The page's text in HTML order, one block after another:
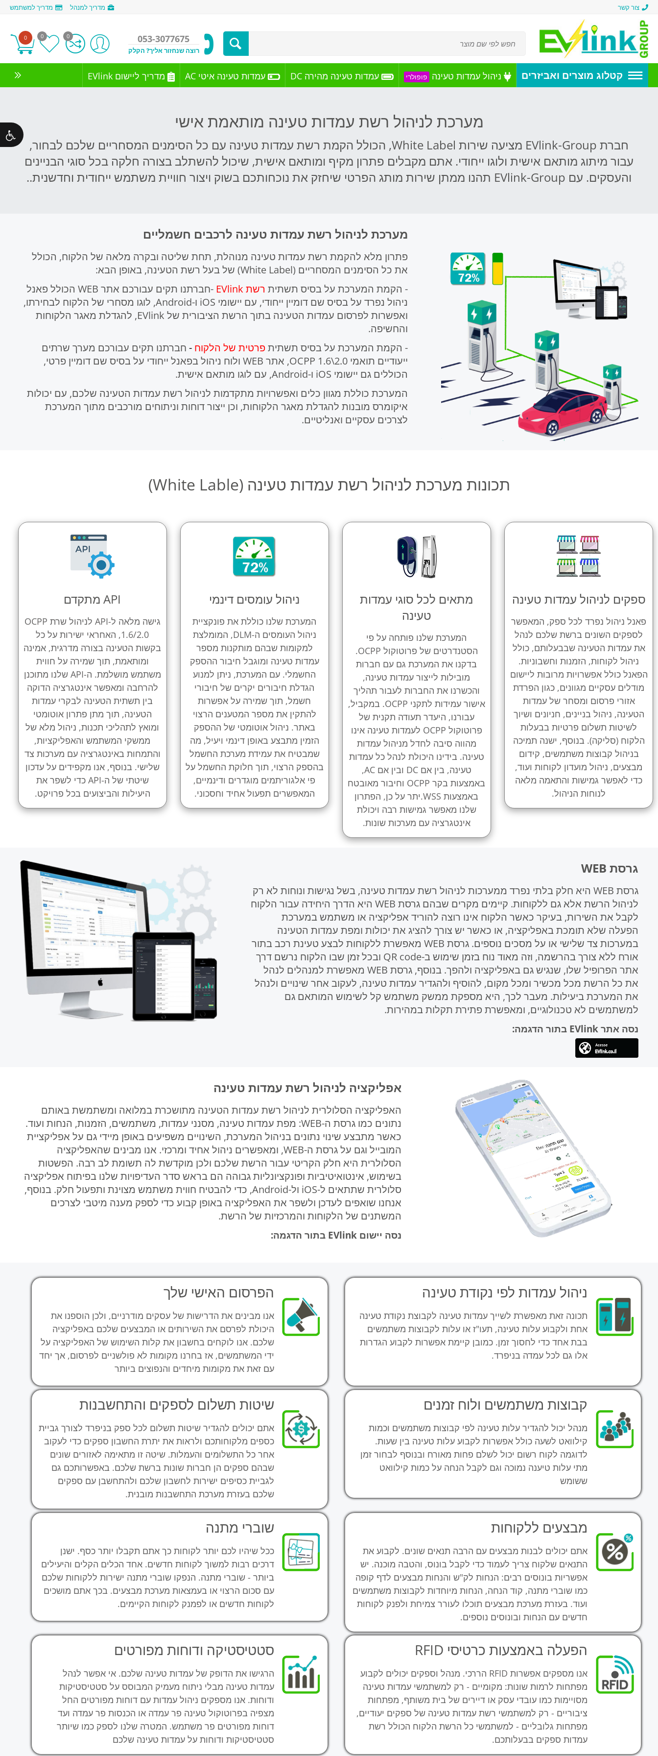
צור קשר מדריך למנהל מדריך למשתמש
053-3077675
רוצה שנחזור אליך? הקלק
0 0
0
קטלוג מוצרים ואביזרים ניהול עמדות טעינה פופולרי עמדות טעינה מהירה DC עמדות טעינה איטי AC מדריך ליישום EVlink
מערכת לניהול רשת עמדות טעינה מותאמת אישי
חברת EVlink-Group מציעה שירות White Label, הכולל הקמת רשת עמדות טעינה עם כל הסימנים המסחריים שלכם לבחור,
עבור מיתוג מותאם אישית ולוגו ייחודי. אתם מקבלים פתרון מקיף ומותאם אישית, שיכול להשתלב בצורה חלקה בכל סוגי הבניינים
והעסקים. עם EVlink-Group תהנו ממתן שירות מותג הפרטי שיחזק את נוכחותכם בשוק ויצור חוויית משתמש ייחודית וחדשנית..
מערכת לניהול רשת עמדות טעינה לרכבים חשמליים
פתרון מלא להקמת רשת עמדות טעינה מנוהלת, תחת שליטה ובקרה מלאה של הלקוח, הכולל
את כל הסימנים המסחריים (White Label) של בעל רשת הטעינה, באופן הבא:
- הקמת המערכת על בסיס תשתית רשת EVlink
-חברתנו תקים עבורכם אתר WEB הכולל פאנל
ניהול נפרד על בסיס שם דומיין ייחודי, עם יישומי iOS ו-Android, לוגו מסחרי של הלקוח לבחירתו,
ואפשרות לפרסום עמדות הטעינה בתוך הרשת הציבורית של EVlink, להגדלת מאגר הלקוחות
והחשיפה.
- הקמת המערכת על בסיס תשתיתפרטית של הלקוח -חברתנו תקים עבורכם מערך שרתים
ייעודיים תואמי OCPP 1.6\2.0, אתר WEB ולוח ניהול בפאנל ייחודי על בסיס שם דומיין פרטי,
הכוללים גם יישומי iOS ו-Android, עם לוגו מותאם אישית.
המערכת כוללת מגוון כלים ואפשרויות מתקדמות לניהול רשת עמדות הטעינה שלכם, עם יכולות
איקומרס מובנות להגדלת מאגר הלקוחות, וכן ייצור דוחות וניתוחים מורכבים מתוך המערכת
לצרכים עסקיים ואנליטיים.
תכונות מערכת לניהול רשת עמדות טעינה (White Lable)
ספקים לניהול עמדות טעינה
פאנל ניהול נפרד לכל ספק, המאפשר
לספקים השונים ברשת שלכם לנהל
את עמדות הטעינה שבבעלותם, כולל
ניהול לקוחות, הזמנות וחשבוניות.
הפאנל כולל אפשרויות מרובות ליישום
מודלים עסקיים מגוונים, כגון הפרדת
אזורי פרסום ומסחר של עמדות
הטעינה, ניהול בניינים, חניונים ושיוך
לשיטות תשלום פרטיות בבעלות
הלקוח (סליקה). בנוסף, ישנה תמיכה
בניהול קבוצות משתמשים, קידום
מבצעים, ניהול מועדון לקוחות ועוד,
כדי לאפשר גמישות והתאמה מלאה
לנוחות הניהול.
מתאים לכל סוגי עמדות
טעינה
המערכת שלנו פותחה על פי
הסטנדרטים של פרוטוקול OCPP.
בדקנו את המערכת גם עם חברות
מובילות לייצור עמדות טעינה,
והכשרנו את החברות לעבור תהליך
אישור עמידות לתקני OCPP. במקביל,
עבורנו, היעדר תעודה תקנית של
פרוטוקול OCPP לעמדות טעינה אינו
מהווה סיבה לחדל מניהול עמדות
טעינה. בידינו היכולת לנהל כל עמדות
טעינה, בין אם DC ובין אם AC,
באמצעות בקר OCPP וחיבור מאובטח
באמצעות WSS.יתר על כן, הפתרון
שלנו מאפשר גמישות רבה ויכולת
אינטגרציה עם מערכות שונות.
ניהול עומסים דינמי
המערכת שלנו כוללת את פונקציית
ניהול העומסים ה-DLM, המומלצת
למקומות שבהם מותקנות מספר
עמדות טעינה ומוגבל חיבור ההספק
החשמלי. עם המערכת, ניתן למנוע
הגדלת חיבורים יקרים של חיבורי
חשמל, תוך שמירה על אפשרות
להתקין את מספר המטענים הרצוי
באתר. ניהול אוטומטי של ההספק
הזמין מתבצע באופן דינמי ויעיל, מה
שמבטיח את עמידת מערכת החשמל
בהספק הרצוי, תוך חלוקת החשמל על
פי אלגוריתמים מוגדרים ודינמיים,
המאפשרים תפעול אחיד וחסכוני.
API מתקדם
גישה מלאה ל-API לניהול שרת OCPP
1.6/2.0, האחראי ישירות על כל
בקשות הטעינה בצורה מדרגית, אמינה
ומותאמת, תוך שמירה על חווית
משתמש מושלמת. ה-API שלנו מתוכנן
להרחבה ומאפשר אינטגרציה הדוקה
בין תשתית הטעינה לבקרי עמדות
הטעינה, תוך מתן פתרון אוטומטי
ומואץ לתהליכי תכנות, ניהול מלא של
ממשקי המשתמש והאפליקציות,
והתמחות באינטגרציה עם מערכות צד
שלישי. בנוסף, אנו מקפידים על עדכון
שיטתי של ה-API כדי לשפר את
היעילות והביצועים בכל פרויקט.
גרסת WEB
גרסת WEB היא חלק בלתי נפרד ממערכות לניהול רשת עמדות טעינה, בשל נגישות ונוחות לא רק
לניהול הרשת אלא גם ללקוחות. קיימים מקרים שבהם גרסת WEB היא הדרך היחידה עבור הלקוח
לקבל את השירות, בעיקר כאשר הלקוח אינו רוצה להוריד אפליקציה או משתמש במערכת
הפעלה שלא תומכת באפליקציה, או כאשר יש צורך להציג את יכולות ומפת עמדות הטעינה
במערכות צד שלישי או על מסכים נוספים. גרסת WEB מאפשרת ללקוחות לבצע טעינת רכב בתור
אורח ללא צורך בהרשמה, וזה מאוד נוח בזמן שימוש ב-QR code ובכל זמן שבו הלקוח נרשם דרך
אתר הפרופיל שלו, שנגיש גם באפליקציה ולהפך. בנוסף, גרסת WEB מאפשרת למנהלים לנהל
את כל הרשת מכל מכשיר ומכל מקום, להוסיף ולהגדיר עמדות טעינה, לעקוב אחר שינויים ולנהל
את המערכת ביעילות. מעבר לכך, היא מספקת ממשק משתמש קל לשימוש המותאם גם
למשתמשים לא טכנולוגיים, ומאפשרת פתירת תקלות במהירות.
נסה אתר EVlink בתור הדגמה:
אפליקציה לניהול רשת עמדות טעינה
האפליקציה הסלולרית לניהול רשת עמדות הטעינה מתושכרת במלואה ומשתמשת באותם
נתונים כמו גרסת ה-WEB: מפת עמדות טעינה, מסנני עמדות, משתמשים, הזמנות, הנחות ועוד.
כאשר מתבצע שינוי נתונים בניהול המערכת, השינויים משפיעים באופן מיידי גם על אפליקציית
המובייל וגם על גרסת ה-WEB, ומאפשרים ניהול אחיד ומרכזי. אנו מבינים שהאפליקציה
הסלולרית היא חלק הקריטי עבור הרשת שלכם ולכן מוקדשת לה תשומת לב רבה. הפשטות
בשימוש, אינטואיטיביות ופונקציונליות גבוהה הם בראש סדר העדיפויות שלנו בפיתוח אפליקציה
סלולרית שתתאים ל-iOS ול-Android, כדי להבטיח חווית משתמש מצוינת ותפעול חלק. בנוסף,
אנחנו שואפים לעדכן ולשפר את האפליקציה באופן קבוע כדי לספק מענה מיטבי לצרכים
המשתנים של הלקוחות והמרכזיות של הרשת.
נסה יישום EVlink בתור הדגמה:
ניהול עמדות לפי נקודת טעינה
תכונה זאת מאפשרת לשייך עמדות טעינה לקבוצת נקודת טעינה
אחת ולקבוע עלות טעינה, תעו"ז או עלות לקבוצות משתמשים
בבת אחד כדי לחסוך זמן. כמובן קיימת אפשרות לקבוע הגדרות
אלו גם לכל עמדה בניפרד.
הפרסום האישי שלך
אנו מבינים את הדרישות של עסקים מודרניים, ולכן הוספנו את
היכולת לפרסם את השירותים או המבצעים שלכם באפליקציה
שלכם. אנו לוקחים בחשבון את קלות השימוש של האפליקציה על
ידי המשתמשים, אז בחרנו מקומות לא פולשניים לפרסום, אך יחד
עם זאת את מקומות מיחדים והנפוצים ביותר
קבוצות משתמשים ולוח זמנים
מנהל יכול להגדיר עלות טעינה לפי קבוצות משתמשים וכמות
קילוואט לשעה כולל אפשרות לקבוע עלות טעינה בין שעות.
לדוגמה לקוח רשום יכול לשלם פחות מאורח ובנוסף לבחור זמן
מתי עלות טיענה נמוכה וגם לקבל הנחה על כמות קילוואט
ששומש
שיטות תשלום לספקים והתחשבנות
אתם יכולים להגדיר שיטות תשלום לכל ספק בניפרד לצורך גביית
כספים מלקוחותכם ולראות את יתרת החשבון ספקים כדי לעקוב
אחר כל התשלומים והעמלות. שיטה זו מתאימה לאזורים שונים
שבהם ספקים הן חברות שונות ברשת שלכם. באפשרותכם גם
לגביית כסיפים ישירות לחשבון שלכם ולהתחשבן עם ספקים
שלכם בעזרת מערכת התחשבנות מובנית.
מבצעים ללקוחות
אתם יכולים לבנות מבצעים עם הרבה תנאים שונים. לקבוע את
התנאים שלקוח צריך לעמוד כדי לקבל בונוס, והטבה מוכנה. יש
אפשריות בונוסים רבים: הנחות לק"ש והנחות מבצעים לדף קופה
כמו שוברי מתנה, קוד הנחה, הנחות מיוחדות לקבוצות משתמשים
ועוד. בעזרת מערכת מבצעים תוכלו לעורר צמיחת ולפנק לקוחות
חדשים עם הנחות ובונוסים נוספים.
שוברי מתנה
ככל שיהיו לכם יותר לקוחות כך אתם תקבלו יותר כסף. ישנן
דרכים רבות למשוך לקוחות חדשים. אחד הכלים הקלים והיעילים
ביותר - שוברי מתנה. הנפקו שוברי מתנה ישירות ללקוחות שלכם
עם סכום הרצוי או בעמצאות מערכת מבצעים. בכך אתם מושכים
לקוחות חדשים או לפמנק לקוחות הקיימים.
הפעלה באמצעות כרטיסי RFID
אנו מספקים אפשרות RFID הררכי. מנהל וספקים יכולים לקבוע
מפתחות לרמות שונות: מקומיים - רק למשתמשי עמדות טעינה
מסויימות כמו עובדי עסק או דיירים של בית משותף, מפתחות
ציבוריים - רק למשתמשי רשת עמדות טעינה של ספקים יעודיים,
מפתחות גלובליים - למשתמשי כל הרשת הלקוח הכולל רשת
עמדות ספקים בבעלותכם.
סטטיסטיקה ודוחות מפורטים
הרגישו את הדופק של עמדות טעינה שלכם. אי אפשר לנהל
עמדות טעינה מבלי ניתוח מעמיק המבוסס על סטטיסטיקות
ודוחות. אנו מספקים ניהול עמדות עם דוחות מפורטים החל
מצפיה בפרוטוקול טעינה פר עמדה או הכנסות פר עמדה ועד
דוחות מפורטים פר משתמש. המטרה שלנו לספק כמו שיותר
סטטיסטיקות ודוחות על עמדות טעינה שלכם